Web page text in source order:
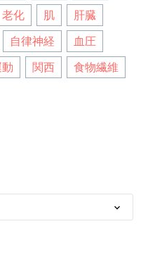
老化 肌
肝臓
自律神経
血圧
関西
食物繊維